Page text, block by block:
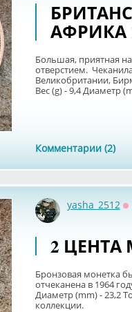
АФРИКА
Большая, приятная
отверстием.
Великобритании,
Вес (g) - 9,4 Диаметр
Комментарии (2)
yasha_2512
2 ЦЕНТА
Бронзовая монетка
отчеканена в 1964
Диаметр (mm) - 23,2
коллекции.